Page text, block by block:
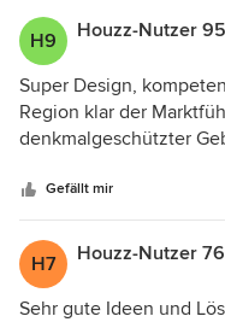
H9
Super Design,
Region klar der
denkmalgeschützter
Gefällt mir
H7
Sehr gute Ideen und